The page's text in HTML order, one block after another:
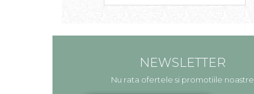
NEWSLETTER
Nu rata ofertele si promotiile noastre